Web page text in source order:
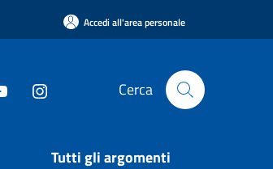
Accedi all'area personale
Cerca
Tutti gli argomenti